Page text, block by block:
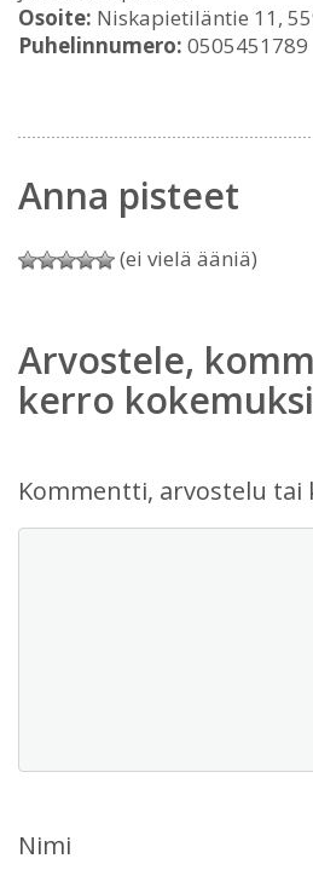
Osoite: Niskapietiläntie 11,
Puhelinnumero: 0505451789
Anna pisteet
(ei vielä ääniä)
Arvostele,
kerro
Kommentti, arvostelu tai
Nimi